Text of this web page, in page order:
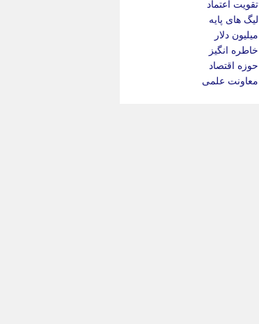
تقویت اعتماد
لیگ های پایه
میلیون دلار
خاطره انگیز
حوزه اقتصاد
معاونت علمی